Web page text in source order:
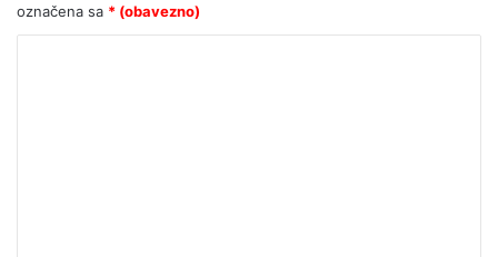
označena sa * (obavezno)